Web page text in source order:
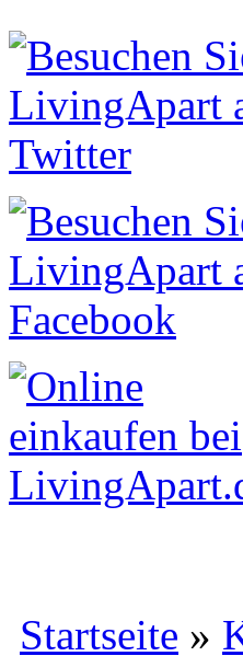
Startseite »